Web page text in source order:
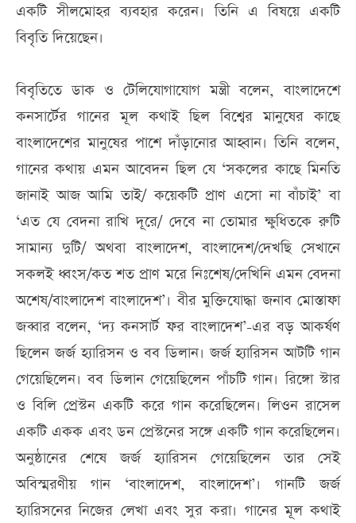
একটি সীলমোহর ব্যবহার করেন। তিনি এ বিষয়ে একটি
বিবৃতি দিয়েছেন।
বিবৃতিতে ডাক ও টেলিযোগাযোগ মন্ত্রী বলেন, বাংলাদেশে
কনসার্টের গানের মূল কথাই ছিল বিশ্বের মানুষের কাছে
বাংলাদেশের মানুষের পাশে দাঁড়ানোর আহ্বান। তিনি বলেন,
গানের কথায় এমন আবেদন ছিল যে ‘সকলের কাছে মিনতি
জানাই আজ আমি তাই/ কয়েকটি প্রাণ এসো না বাঁচাই’ বা
‘এত যে বেদনা রাখি দূরে/ দেবে না তোমার ক্ষুধিতকে রুটি
সামান্য দুটি/ অথবা বাংলাদেশ, বাংলাদেশ/দেখছি সেখানে
সকলই ধ্বংস/কত শত প্রাণ মরে নিঃশেষ/দেখিনি এমন বেদনা
অশেষ/বাংলাদেশ বাংলাদেশ’। বীর মুক্তিযোদ্ধা জনাব মোস্তাফা
জব্বার বলেন, ‘দ্য কনসার্ট ফর বাংলাদেশ’-এর বড় আকর্ষণ
ছিলেন জর্জ হ্যারিসন ও বব ডিলান। জর্জ হ্যারিসন আটটি গান
গেয়েছিলেন। বব ডিলান গেয়েছিলেন পাঁচটি গান। রিঙ্গো স্টার
ও বিলি প্রেস্টন একটি করে গান করেছিলেন। লিওন রাসেল
একটি একক এবং ডন প্রেস্টনের সঙ্গে একটি গান করেছিলেন।
অনুষ্ঠানের শেষে জর্জ হ্যারিসন গেয়েছিলেন তার সেই
অবিস্মরণীয় গান ‘বাংলাদেশ, বাংলাদেশ’। গানটি জর্জ
হ্যারিসনের নিজের লেখা এবং সুর করা। গানের মূল কথাই